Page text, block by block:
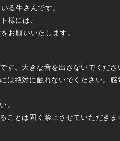
る牛さんです。
様には、
お願いいたします。
す。大きな音を出さないでくださ
は絶対に触れないでください。感
。
ことは固く禁止させていただきま